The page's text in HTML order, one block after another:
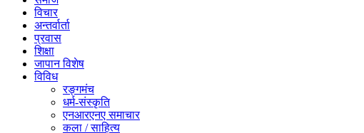
विचार
अन्तर्वार्ता
प्रवास
शिक्षा
जापान विशेष
विविध
रङ्गमंच
धर्म-संस्कृति
एनआरएनए समाचार
कला / साहित्य